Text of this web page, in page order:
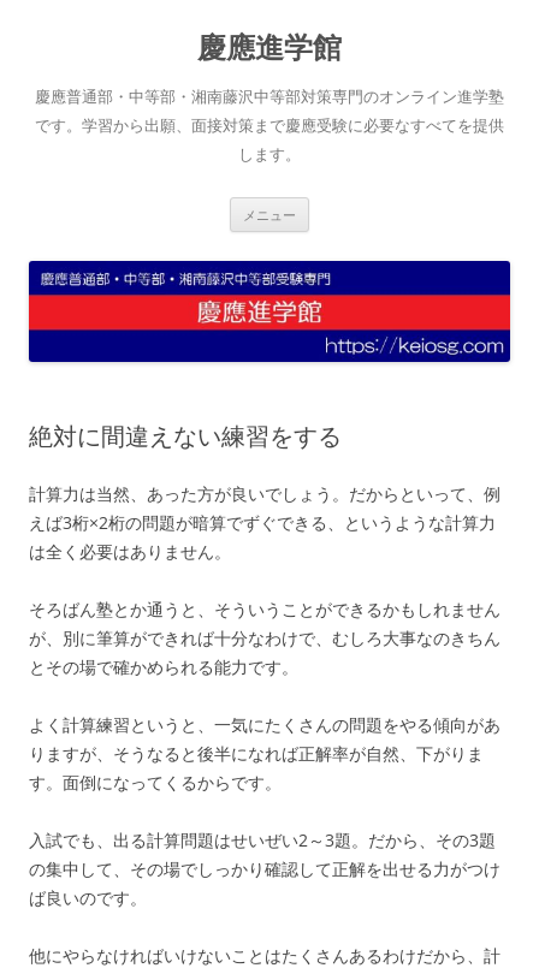
へ
ス
キ
慶應進学館
慶應普通部・中等部・湘南藤沢中等部対策専門のオンライン進学塾
です。学習から出願、面接対策まで慶應受験に必要なすべてを提供
します。
メニュー
絶対に間違えない練習をする
計算力は当然、あった方が良いでしょう。だからといって、例
えば3桁×2桁の問題が暗算でずぐできる、というような計算力
は全く必要はありません。
そろばん塾とか通うと、そういうことができるかもしれません
が、別に筆算ができれば十分なわけで、むしろ大事なのきちん
とその場で確かめられる能力です。
よく計算練習というと、一気にたくさんの問題をやる傾向があ
りますが、そうなると後半になれば正解率が自然、下がりま
す。面倒になってくるからです。
入試でも、出る計算問題はせいぜい2～3題。だから、その3題
の集中して、その場でしっかり確認して正解を出せる力がつけ
ば良いのです。
他にやらなければいけないことはたくさんあるわけだから、計